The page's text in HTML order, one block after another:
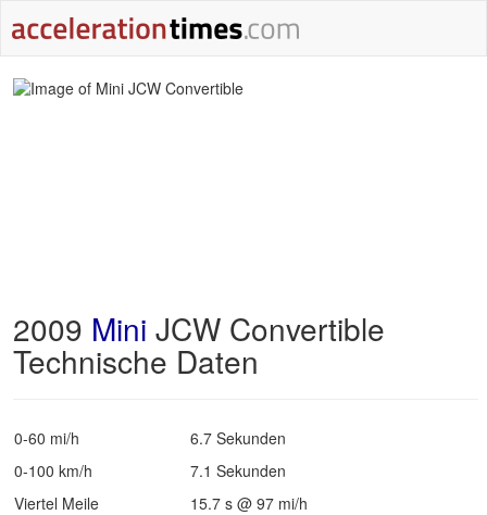
2009 Mini JCW Convertible
Technische Daten
0-60 mi/h
6.7 Sekunden
0-100 km/h
7.1 Sekunden
Viertel Meile
15.7 s @ 97 mi/h